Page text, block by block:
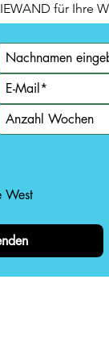
für Ihre
West